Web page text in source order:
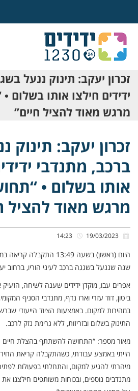
זכרון יעקב: תינוק ננעל
ידידים חילצו אותו בשלום
מרגש מאוד להציל חיים”
זכרון יעקב: תינוק
ברכב, מתנדבי
אותו בשלום •
מרגש מאוד להציל
היום (ראשון) בשעה 13:49
שנה שננעל בשגגה ברכב לעיני הוריו, ברחוב
אפרים עבו, מוקדן ידידים שענה לשיחה,
ביטון, דוד עזרי וארז נדף, מתנדבי הסניף
במהירות למקום. באמצעות הציוד הייעודי
התינוק בשלום ובזריזות, ללא גרימת נזק לרכב.
מאור מספר: “התחושה להשתתף בהצלת חיים
הייתי באמצע עבודתי, כשהתקבלה קריאת
מיהרתי להגיע למקום, והתחלתי בפעולות
מתנדבים נוספים, ובכוחות משותפים חילצנו את